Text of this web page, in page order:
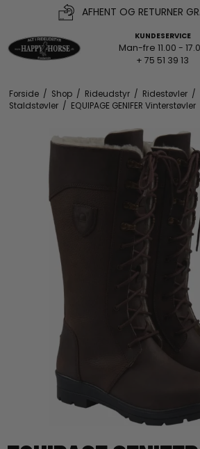
AFHENT OG RETURNER
KUNDESERVICE
Man-fre 11.00 -
+ 75 51 39 13
Forside / Shop / Rideudstyr / Ridestøvler /
Staldstøvler / EQUIPAGE GENIFER Vinterstøvler